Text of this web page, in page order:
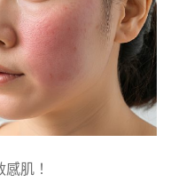
肌！